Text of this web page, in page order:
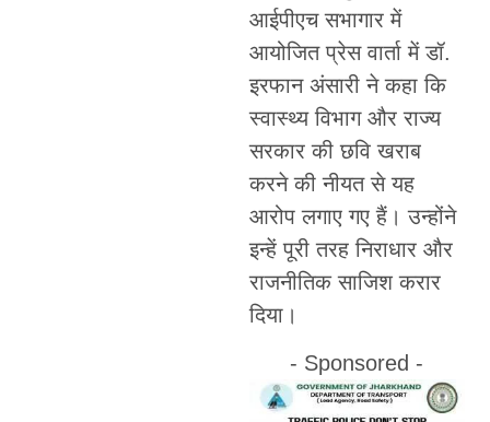
आईपीएच सभागार में
आयोजित प्रेस वार्ता में डॉ.
इरफान अंसारी ने कहा कि
स्वास्थ्य विभाग और राज्य
सरकार की छवि खराब
करने की नीयत से यह
आरोप लगाए गए हैं। उन्होंने
इन्हें पूरी तरह निराधार और
राजनीतिक साजिश करार
दिया।
- Sponsored -